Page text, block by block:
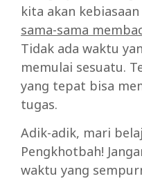
kita akan
sama-sama
Tidak ada waktu
memulai sesuatu.
yang tepat bisa
tugas.
Adik-adik, mari
Pengkhotbah!
waktu yang